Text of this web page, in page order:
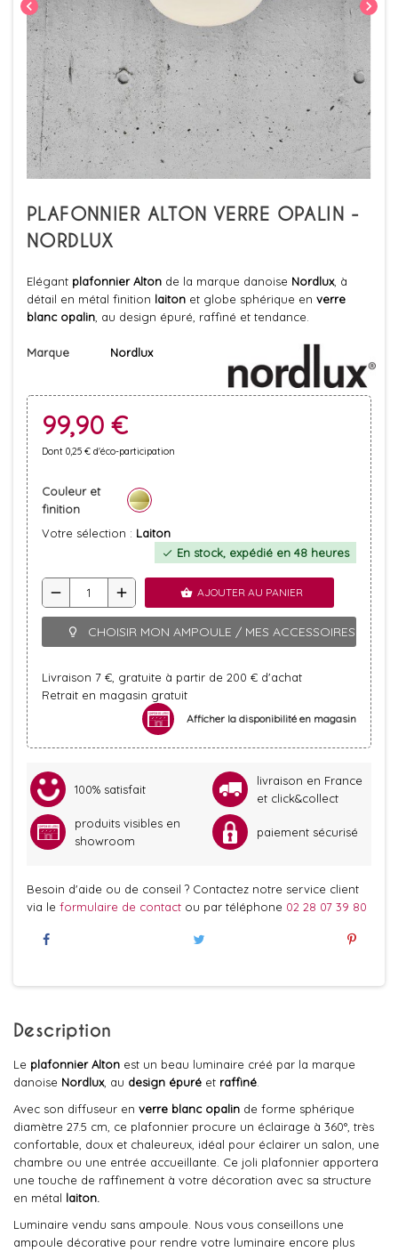
chevron_left chevron_right
PLAFONNIER ALTON VERRE OPALIN -
NORDLUX
Elégant plafonnier Alton de la marque danoise Nordlux, à
détail en métal finition laiton et globe sphérique en verre
blanc opalin , au design épuré, raffiné et tendance.
Marque Nordlux
99,90 €
Dont 0,25 € d'éco-participation
Couleur et
finition
Votre sélection : Laiton
check En stock, expédié en 48 heures
remove add shopping_basket AJOUTER AU PANIER
lightbulb_outline CHOISIR MON AMPOULE / MES ACCESSOIRES
Livraison 7 €, gratuite à partir de 200 € d'achat
Retrait en magasin gratuit
Afficher la disponibilité en magasin
100% satisfait
livraison en France
et click&collect
produits visibles en
showroom
paiement sécurisé
Besoin d'aide ou de conseil ? Contactez notre service client
via le formulaire de contact ou par téléphone 02 28 07 39 80
Description
Le plafonnier Alton est un beau luminaire créé par la marque
danoise Nordlux, au design épuré et raffiné
Avec son diffuseur en verre blanc opalin de forme sphérique
diamètre 27.5 cm, ce plafonnier procure un éclairage à 360°, très
confortable, doux et chaleureux, idéal pour éclairer un salon, une
chambre ou une entrée accueillante. Ce joli plafonnier apportera
une touche de raffinement à votre décoration avec sa structure
en métal laiton.
Luminaire vendu sans ampoule. Nous vous conseillons une
ampoule décorative pour rendre votre luminaire encore plus